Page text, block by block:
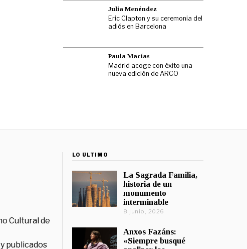
Julia Menéndez
Eric Clapton y su ceremonia del
adiós en Barcelona
Paula Macías
Madrid acoge con éxito una
nueva edición de ARCO
Cultural de
publicados
LO ÚLTIMO
La Sagrada Familia,
historia de un
monumento
interminable
8 junio, 2026
Anxos Fazáns:
«Siempre busqué